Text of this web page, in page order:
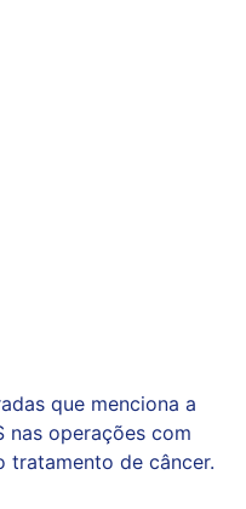
que menciona a
nas operações com
tratamento de câncer.